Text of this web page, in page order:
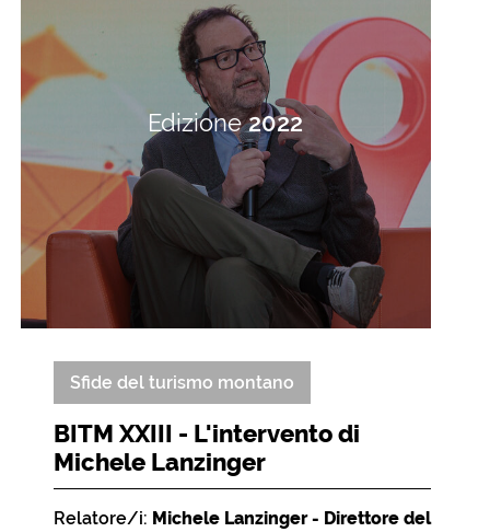
Edizione2022
Sfide del turismo montano
BITM XXIII - L'intervento di
Michele Lanzinger
Relatore/i: Michele Lanzinger - Direttore del